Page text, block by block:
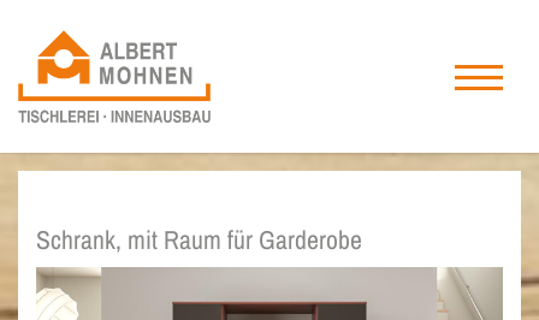
Schrank, mit Raum für Garderobe